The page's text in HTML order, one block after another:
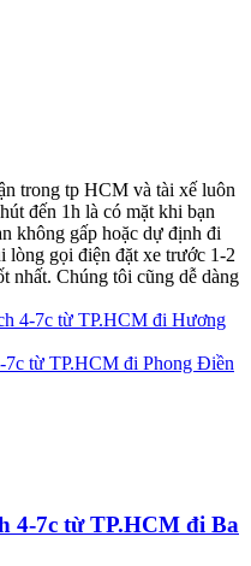
trong tp HCM và tài xế luôn
đến 1h là có mặt khi bạn
không gấp hoặc dự định đi
lòng gọi điện đặt xe trước 1-2
nhất. Chúng tôi cũng dễ dàng
4-7c từ TP.HCM đi Hương
7c từ TP.HCM đi Phong Điền
4-7c từ TP.HCM đi Ba